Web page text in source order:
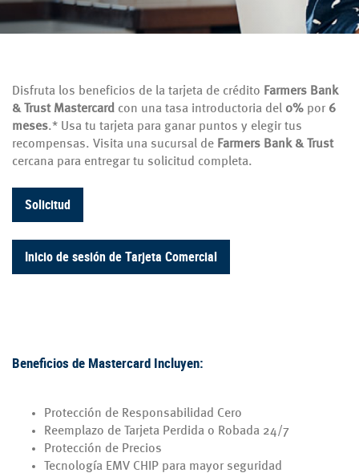
Disfruta los beneficios de la tarjeta de crédito Farmers Bank
& Trust Mastercard con una tasa introductoria del 0% por 6
meses.* Usa tu tarjeta para ganar puntos y elegir tus
recompensas. Visita una sucursal de Farmers Bank & Trust
cercana para entregar tu solicitud completa.
Solicitud
Inicio de sesión de Tarjeta Comercial
Beneficios de Mastercard Incluyen:
Protección de Responsabilidad Cero
Reemplazo de Tarjeta Perdida o Robada 24/7
Protección de Precios
Tecnología EMV CHIP para mayor seguridad